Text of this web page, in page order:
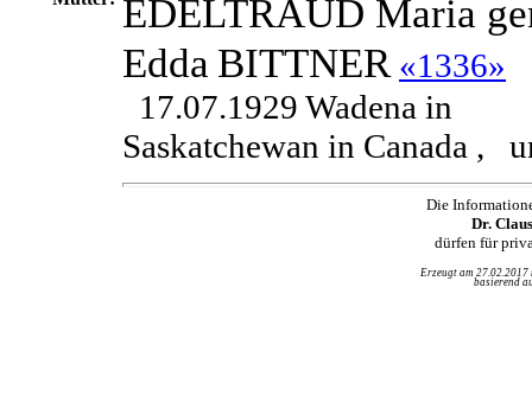
EDELTRAUD Maria
Edda BITTNER «1336»
17.07.1929 Wadena in
Saskatchewan in Canada ,
Die
Dr.
dürfen für
Erzeugt am
basierend